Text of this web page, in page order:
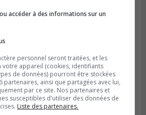
à 16h45
Longueuil vont participer
de l’hôpital Charles-
accéder à des informations sur un
personnel seront traitées, et les
votre appareil (cookies, identifiants
de données) pourront être stockées
partenaires, ainsi que partagées avec lui,
par ce site. Nos partenaires et
susceptibles d'utiliser des données de
Liste des partenaires.